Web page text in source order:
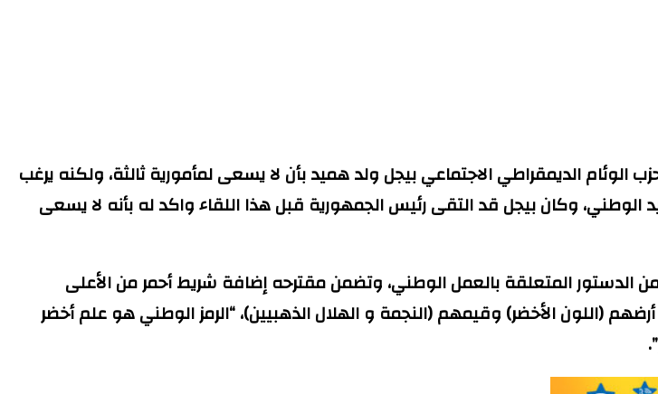
الديمقراطي الاجتماعي بيجل ولد هميد بأن لا يسعى لمأمورية ثالثة، ولكنه يرغب
الوطني، وكان بيجل قد التقى رئيس الجمهورية قبل هذا اللقاء واكد له بأنه لا يسعى
الحزب الحاكم قد اقترح في وثيقته التي قدمها للحوار تعديل المادة (8) من الدستور المتعلقة بالعمل الوطني، وتضمن مقترحه إضافة شريط أحمر من الأعلى
(اللون الأخضر) وقيمهم (النجمة و الهلال الذهبيين)، “الرمز الوطني هو علم أخضر